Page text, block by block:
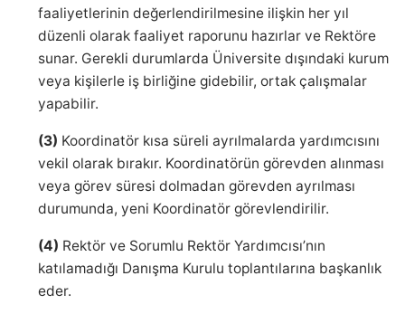
faaliyetlerinin değerlendirilmesine ilişkin her yıl
düzenli olarak faaliyet raporunu hazırlar ve Rektöre
sunar. Gerekli durumlarda Üniversite dışındaki kurum
veya kişilerle iş birliğine gidebilir, ortak çalışmalar
yapabilir.
(3) Koordinatör kısa süreli ayrılmalarda yardımcısını
vekil olarak bırakır. Koordinatörün görevden alınması
veya görev süresi dolmadan görevden ayrılması
durumunda, yeni Koordinatör görevlendirilir.
(4) Rektör ve Sorumlu Rektör Yardımcısı’nın
katılamadığı Danışma Kurulu toplantılarına başkanlık
eder.